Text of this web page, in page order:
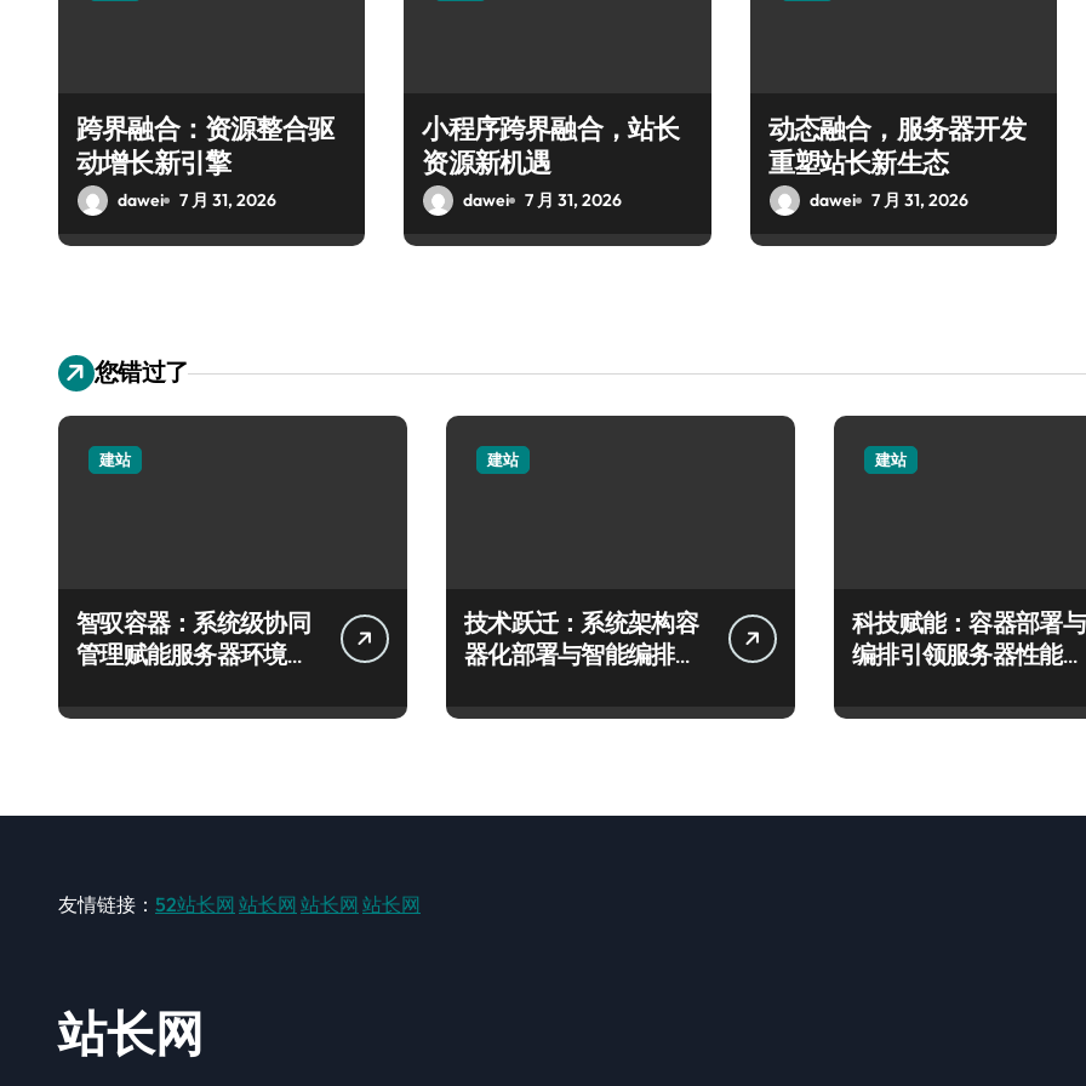
跨界融合：资源整合驱
动增长新引擎
dawei 7 月 31, 2026
小程序跨界融合，站长
资源新机遇
dawei 7 月 31, 2026
动态融合，服务器开发
重塑站长新生态
dawei 7 月 31, 2026
您错过了
建站
智驭容器：系统级协同
管理赋能服务器环境高
建站
技术跃迁：系统架构容
器化部署与智能编排实
建站
科技赋能：容器部署与
编排引领服务器性能管
友情链接： 52站长网 站长网 站长网 站长网
站长网